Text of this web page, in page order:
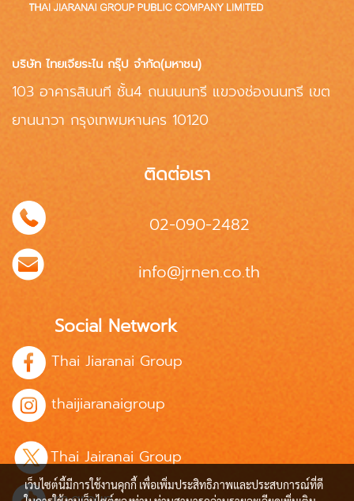
บริษัท ไทยเจียระไน กรุ๊ป จำกัด(มหาชน)
103 อาคารสินนที ชั้น4 ถนนนนทรี แขวงช่องนนทรี เขต
ยานนาวา กรุงเทพมหานคร 10120
ติดต่อเรา
02-090-2482
info@jrnen.co.th
Social Network
Thai Jiaranai Group
thaijiaranaigroup
Thai Jairanai Group
เว็บไซต์นี้มีการใช้งานคุกกี้ เพื่อเพิ่มประสิทธิภาพและประสบการณ์ที่ดี